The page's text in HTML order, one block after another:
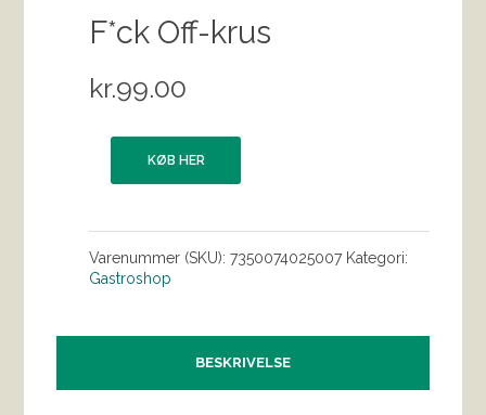
F*ck Off-krus
kr.99.00
KØB HER
Varenummer (SKU):7350074025007 Kategori:
Gastroshop
BESKRIVELSE